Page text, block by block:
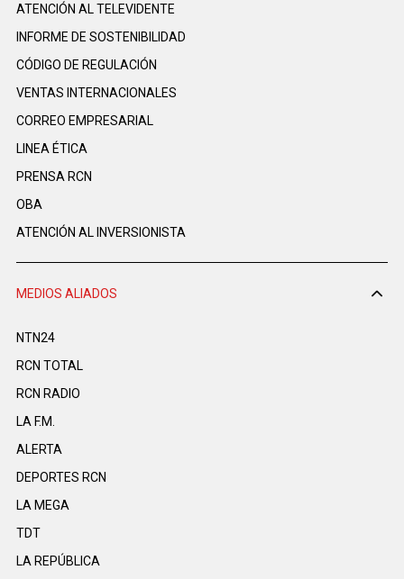
ATENCIÓN AL TELEVIDENTE
INFORME DE SOSTENIBILIDAD
CÓDIGO DE REGULACIÓN
VENTAS INTERNACIONALES
CORREO EMPRESARIAL
LINEA ÉTICA
PRENSA RCN
OBA
ATENCIÓN AL INVERSIONISTA
MEDIOS ALIADOS
NTN24
RCN TOTAL
RCN RADIO
LA F.M.
ALERTA
DEPORTES RCN
LA MEGA
TDT
LA REPÚBLICA